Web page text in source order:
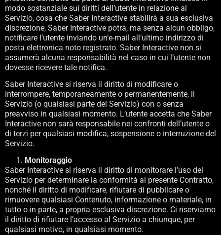
modo sostanziale sui diritti dell’utente in relazione al
Servizio, cosa che Saber Interactive stabilirà a sua esclusiva
discrezione, Saber Interactive potrà, ma senza alcun obbligo,
notificare l’utente inviando un’e-mail all’ultimo indirizzo di
posta elettronica noto registrato. Saber Interactive non si
assumerà alcuna responsabilità nel caso in cui l’utente non
dovesse ricevere tale notifica.
Saber Interactive si riserva il diritto di modificare o
interrompere, temporaneamente o permanentemente, il
Servizio (o qualsiasi parte del Servizio) con o senza
preavviso in qualsiasi momento. L’utente accetta che Saber
Interactive non sarà responsabile nei confronti dell’utente o
di terzi per qualsiasi modifica, sospensione o interruzione del
Servizio.
Monitoraggio
Saber Interactive si riserva il diritto di monitorare l’uso del
Servizio per determinare la conformità al presente Contratto,
nonché il diritto di modificare, rifiutare di pubblicare o
rimuovere qualsiasi Contenuto, informazione o materiale, in
tutto o in parte, a propria esclusiva discrezione. Ci riserviamo
il diritto di rifiutare l’accesso al Servizio a chiunque, per
qualsiasi motivo, in qualsiasi momento.